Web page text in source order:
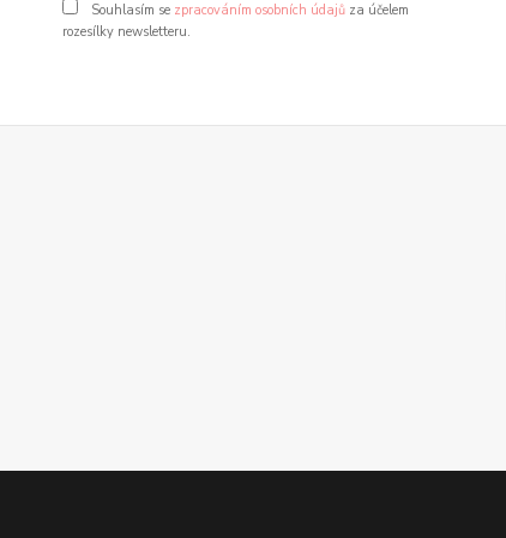
Souhlasím se zpracováním osobních údajů za účelem
rozesílky newsletteru.